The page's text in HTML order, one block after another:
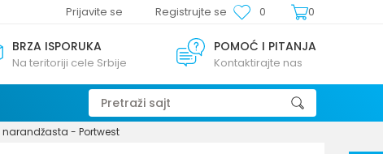
0
0
Prijavite se Registrujte se
BRZA ISPORUKA
Na teritoriji cele Srbije
POMOĆ I PITANJA
Kontaktirajte nas
Pretraži sajt
- Portwest